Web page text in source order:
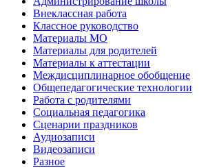
Внеклассная работа
Классное руководство
Материалы МО
Материалы для родителей
Материалы к аттестации
Междисциплинарное обобщение
Общепедагогические технологии
Работа с родителями
Социальная педагогика
Сценарии праздников
Аудиозаписи
Видеозаписи
Разное